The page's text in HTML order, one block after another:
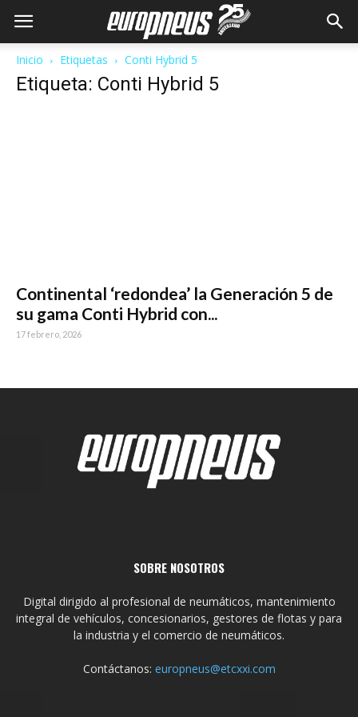
Inicio Etiquetas Conti Hybrid 5
Etiqueta: Conti Hybrid 5
Continental ‘redondea’ la Generación 5 de
su gama Conti Hybrid con...
17 febrero, 2026
SOBRE NOSOTROS
Digital dirigido al profesional de neumáticos, mantenimiento
integral de vehículos, concesionarios, gestores de flotas y para
la industria y el comercio de neumáticos.
Contáctanos: europneus@etcxxi.com